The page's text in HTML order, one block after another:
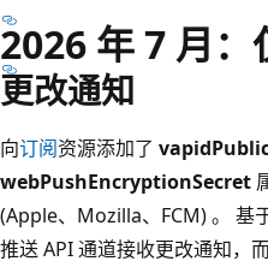
2026 年 7 月
更改通知
向订阅资源添加了
webPushEncryptionSecret
(Apple、Mozilla、FCM) 。 基
推送 API 通道接收更改通知，